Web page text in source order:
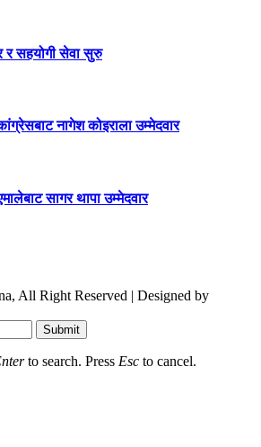
र सहयोगी सेवा सुरु
नागेश कोइराला उम्मेदवार
सागर थापा उम्मेदवार
All Right Reserved | Designed by
Submit
to search. Press Esc to cancel.